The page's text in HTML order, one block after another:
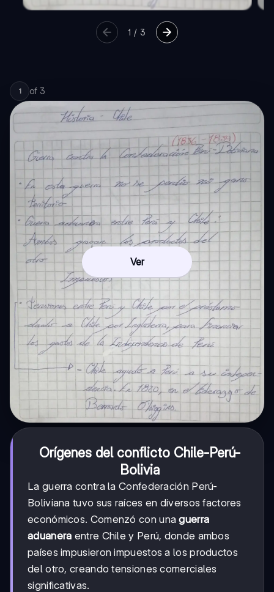
1 / 3
1 of 3
Ver
Orígenes del conflicto Chile-Perú-
Bolivia
La guerra contra la Confederación Perú-
Boliviana tuvo sus raíces en diversos factores
económicos. Comenzó con unaguerra
aduanera entre Chile y Perú, donde ambos
países impusieron impuestos a los productos
del otro, creando tensiones comerciales
significativas.